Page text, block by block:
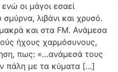
οι μάγοι εσαεί
λιβάνι και χρυσό.
και στα FM. Ανάμεσα
ήχους χαρμόσυνους,
πως: «…ανάμεσά τους
πάλη με τα κύματα […]